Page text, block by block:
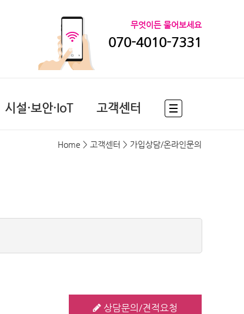
무엇이든 물어보세요
070-4010-7331
시설·보안·IoT 고객센터
Home > 고객센터 > 가입상담/온라인문의
상담문의/견적요청